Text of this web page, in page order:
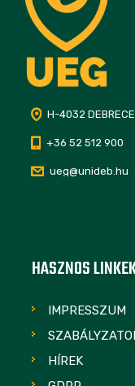
H-4032
+36 52 512 900
ueg@unideb.hu
HASZNOS
IMPRESSZUM
HÍREK